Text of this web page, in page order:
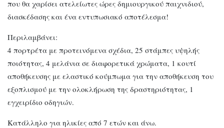
που θα χαρίσει ατελείωτες ώρες δημιουργικού παιχνιδιού,
διασκέδασης και ένα εντυπωσιακό αποτέλεσμα!
Περιλαμβάνει:
4 πορτρέτα με προτεινόμενα σχέδια, 25 στάμπες υψηλής
ποιότητας, 4 μελάνια σε διαφορετικά χρώματα, 1 κουτί
αποθήκευσης με ελαστικό κούμπωμα για την αποθήκευση του
εξοπλισμού με την ολοκλήρωση της δραστηριότητας, 1
εγχειρίδιο οδηγιών.
Κατάλληλο για ηλικίες από 7 ετών και άνω.